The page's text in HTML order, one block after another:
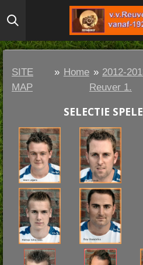
Ga
direct
naar
hoofdinhoud
SITE
MAP
» Home » 2012-
Reuver 1.
SELECTIE